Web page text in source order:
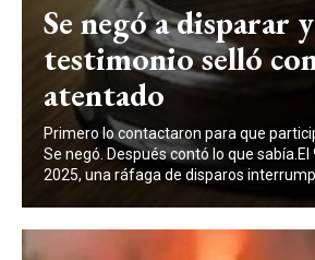
Se negó a disparar
testimonio selló
atentado
Primero lo contactaron para que
Se negó. Después contó lo que
2025, una ráfaga de disparos